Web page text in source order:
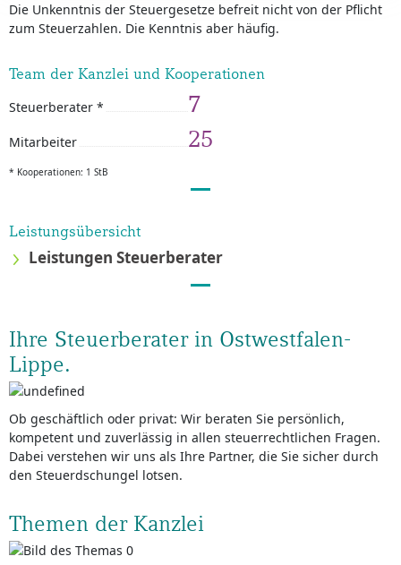
Die Unkenntnis der Steuergesetze befreit nicht von der Pflicht
zum Steuerzahlen. Die Kenntnis aber häufig.
Team der Kanzlei und Kooperationen
Steuerberater * 7
Mitarbeiter 25
* Kooperationen: 1 StB
Leistungsübersicht
Leistungen Steuerberater
Ihre Steuerberater in Ostwestfalen-
Lippe.
Ob geschäftlich oder privat: Wir beraten Sie persönlich,
kompetent und zuverlässig in allen steuerrechtlichen Fragen.
Dabei verstehen wir uns als Ihre Partner, die Sie sicher durch
den Steuerdschungel lotsen.
Themen der Kanzlei